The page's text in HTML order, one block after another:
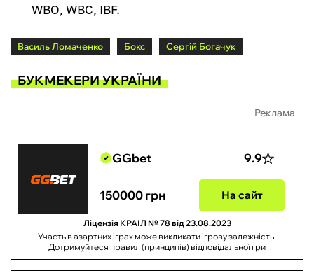
WBO, WBC, IBF.
Василь Ломаченко Бокс Сергій Богачук
БУКМЕКЕРИ УКРАЇНИ
Реклама
GGbet 9.9
150000 грн На сайт
Ліцензія КРАІЛ № 78 від 23.08.2023
Участь в азартних іграх може викликати ігрову залежність.
Дотримуйтеся правил (принципів) відповідальної гри